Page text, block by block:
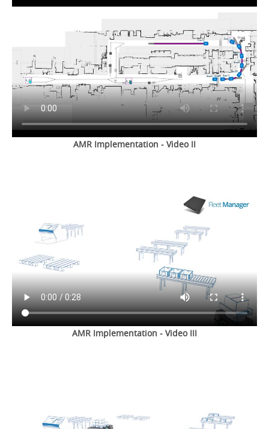
AMR Implementation - Video II
AMR Implementation - Video III